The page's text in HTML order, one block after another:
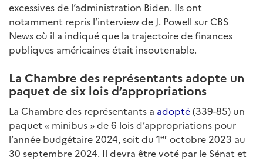
excessives de l’administration Biden. Ils ont
notamment repris l’interview de J. Powell sur CBS
News où il a indiqué que la trajectoire de finances
publiques américaines était insoutenable.
La Chambre des représentants adopte un
paquet de six lois d’appropriations
La Chambre des représentants a adopté(339-85) un
paquet « minibus » de 6 lois d’appropriations pour
l’année budgétaire 2024, soit du 1er octobre 2023 au
30 septembre 2024. Il devra être voté par le Sénat et